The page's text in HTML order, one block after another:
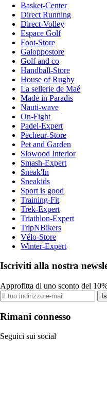
Basket-Center
Direct Running
Direct-Volley
Espace Golf
Foot-Store
Galoppostore
Golf and co
Handball-Store
House of Rugby
La sellerie de Maé
Made in Paradis
Nauti-wave
On-Fight
Padel-Expert
Pecheur-Store
Pet and Garden
Slowood Interior
Smash-Expert
Sneak'In
Sneakids
Sport is good
Training-Fit
Trek-Expert
Triathlon-Expert
TripNBikers
Vélo-Store
Winter-Expert
Iscriviti alla nostra
Approfitta di uno sconto del
Rimani connesso
Seguici sui social